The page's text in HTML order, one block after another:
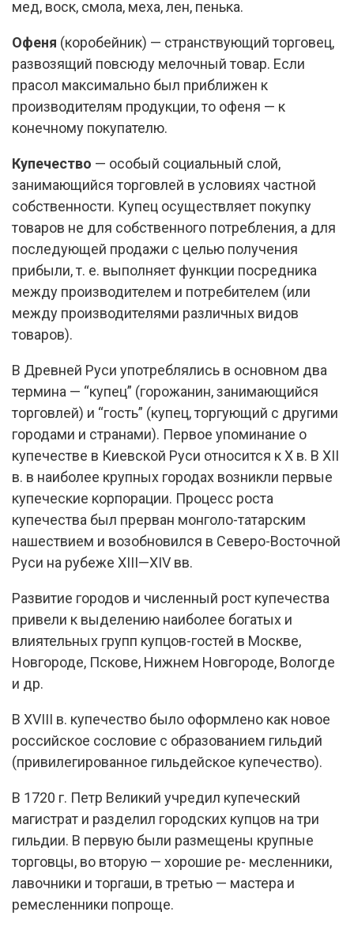
мед, воск, смола, меха, лен, пенька.
Офеня (коробейник) — странствующий торговец,
развозящий повсюду мелочный товар. Если
прасол максимально был приближен к
производителям продукции, то офеня — к
конечному покупателю.
Купечество — особый социальный слой,
занимающийся торговлей в условиях частной
собственности. Купец осуществляет покупку
товаров не для собственного потребления, а для
последующей продажи с целью получения
прибыли, т. е. выполняет функции посредника
между производителем и потребителем (или
между производителями различных видов
товаров).
В Древней Руси употреблялись в основном два
термина — “купец” (горожанин, занимающийся
торговлей) и “гость” (купец, торгующий с другими
городами и странами). Первое упоминание о
купечестве в Киевской Руси относится к X в. В XII
в. в наиболее крупных городах возникли первые
купеческие корпорации. Процесс роста
купечества был прерван монголо-татарским
нашествием и возобновился в Северо-Восточной
Руси на рубеже XIII—XIV вв.
Развитие городов и численный рост купечества
привели к выделению наиболее богатых и
влиятельных групп купцов-гостей в Москве,
Новгороде, Пскове, Нижнем Новгороде, Вологде
и др.
В XVIII в. купечество было оформлено как новое
российское сословие с образованием гильдий
(привилегированное гильдейское купечество).
В 1720 г. Петр Великий учредил купеческий
магистрат и разделил городских купцов на три
гильдии. В первую были размещены крупные
торговцы, во вторую — хорошие ре- месленники,
лавочники и торгаши, в третью — мастера и
ремесленники попроще.